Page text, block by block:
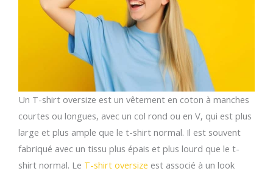
Un T-shirt oversize est un vêtement en coton à manches
courtes ou longues, avec un col rond ou en V, qui est plus
large et plus ample que le t-shirt normal. Il est souvent
fabriqué avec un tissu plus épais et plus lourd que le t-
shirt normal. Le T-shirt oversize est associé à un look